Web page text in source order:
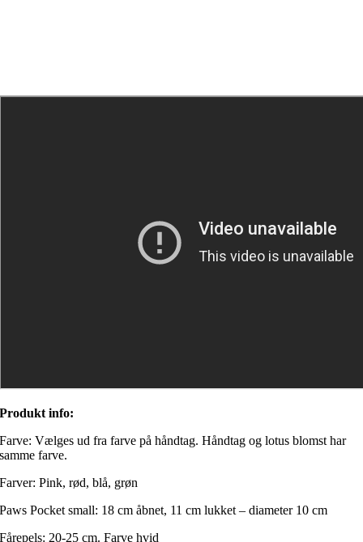
Produkt info:
Farve: Vælges ud fra farve på håndtag. Håndtag og lotus blomst har
samme farve.
Farver: Pink, rød, blå, grøn
Paws Pocket small: 18 cm åbnet, 11 cm lukket – diameter 10 cm
Fårepels: 20-25 cm. Farve hvid